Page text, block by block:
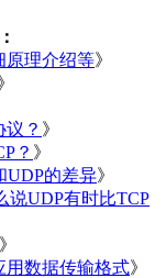
原理介绍等》
？ 》
？ 》
UDP的差异》
说UDP有时比TCP
》
用数据传输格式》